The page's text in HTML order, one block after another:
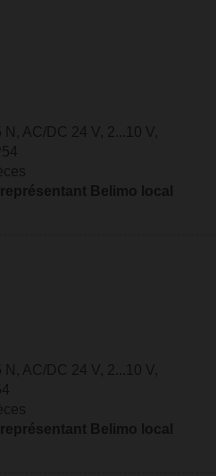
AC/DC 24 V, 2...10 V,
Belimo local
AC/DC 24 V, 2...10 V,
Belimo local